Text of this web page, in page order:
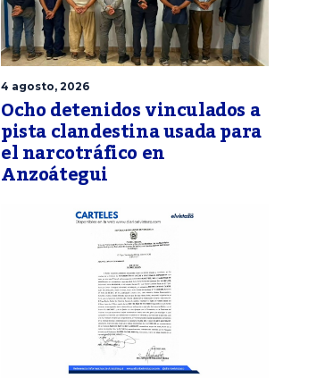
4 agosto, 2026
Ocho detenidos vinculados a
pista clandestina usada para
el narcotráfico en
Anzoátegui